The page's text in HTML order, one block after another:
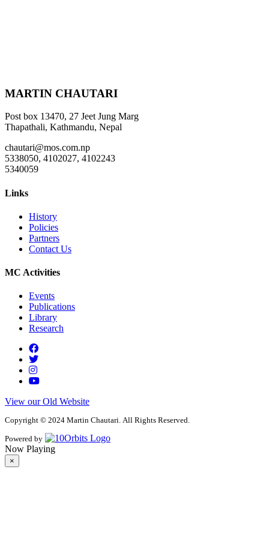
MARTIN CHAUTARI
Post box 13470, 27 Jeet Jung Marg
Thapathali, Kathmandu, Nepal
chautari@mos.com.np
5338050, 4102027, 4102243
5340059
Links
History
Policies
Partners
Contact Us
MC Activities
Events
Publications
Library
Research
View our Old Website
Copyright © 2024 Martin Chautari. All Rights Reserved.
Powered by
Now Playing
×